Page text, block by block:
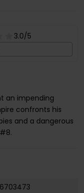
3.0/5
an impending
confronts his
and a dangerous